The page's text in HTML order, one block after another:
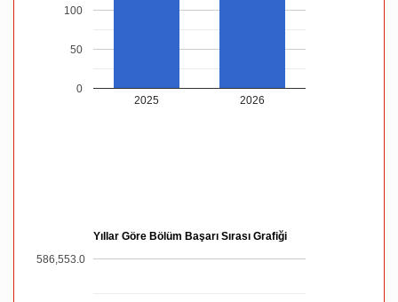
2025 2026
0
50
100
Yıllar Göre Bölüm Başarı Sırası Grafiği
586,553.0